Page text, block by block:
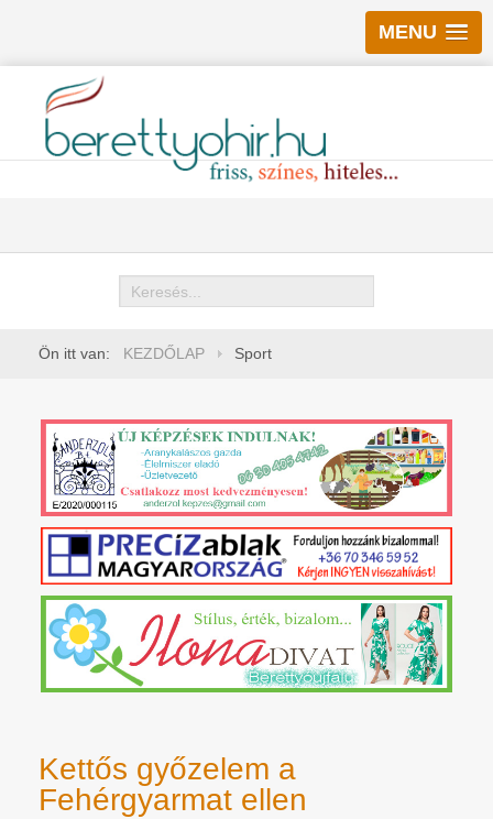
MENU
Keresés
Ön itt van: KEZDŐLAP Sport
Kettős győzelem a
Fehérgyarmat ellen